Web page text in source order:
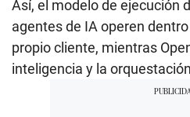
Así, el modelo de ejecución
agentes de IA operen
propio cliente, mientras
inteligencia y la